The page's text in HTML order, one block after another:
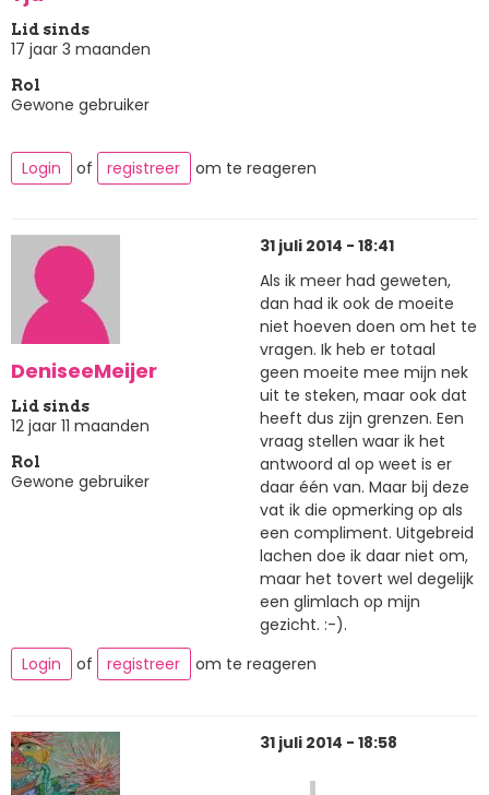
Lid sinds
17 jaar 3 maanden
Rol
Gewone gebruiker
Login of registreer om te reageren
DeniseeMeijer
Lid sinds
12 jaar 11 maanden
Rol
Gewone gebruiker
31 juli 2014 - 18:41
Als ik meer had geweten,
dan had ik ook de moeite
niet hoeven doen om het te
vragen. Ik heb er totaal
geen moeite mee mijn nek
uit te steken, maar ook dat
heeft dus zijn grenzen. Een
vraag stellen waar ik het
antwoord al op weet is er
daar één van. Maar bij deze
vat ik die opmerking op als
een compliment. Uitgebreid
lachen doe ik daar niet om,
maar het tovert wel degelijk
een glimlach op mijn
gezicht. :-).
Login
of registreer om te reageren
31 juli 2014 - 18:58